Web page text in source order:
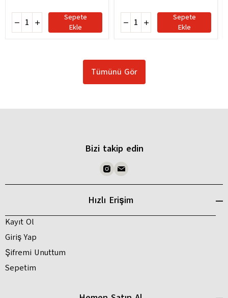
Sepete
Ekle
Sepete
Ekle
Tümünü Gör
Bizi takip edin
Hızlı Erişim
Kayıt Ol
Giriş Yap
Şifremi Unuttum
Sepetim